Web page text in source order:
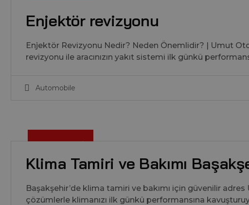
H A
Z12 ,
202
Enjektör revizyonu
Enjektör Revizyonu Nedir? Neden Önemlidir? | Umut
revizyonu ile aracınızın yakıt sistemi ilk günkü
Automobile
M
Y
2
3
2
0
2
Klima Tamiri ve Bakımı
Başakşehir’de klima tamiri ve bakımı için güvenilir
çözümlerle klimanızı ilk günkü performansına